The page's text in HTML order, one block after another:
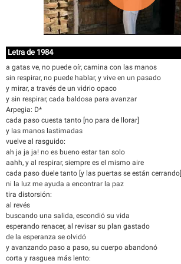
Letra de 1984
a gatas ve, no puede oír, camina con las manos
sin respirar, no puede hablar, y vive en un pasado
y mirar, a través de un vidrio opaco
y sin respirar, cada baldosa para avanzar
Arpegia: D*
cada paso cuesta tanto [no para de llorar]
y las manos lastimadas
vuelve al rasguido:
ah ja ja ja! no es bueno estar tan solo
aahh, y al respirar, siempre es el mismo aire
cada paso duele tanto [y las puertas se están cerrando]
ni la luz me ayuda a encontrar la paz
tira distorsión:
al revés
buscando una salida, escondió su vida
esperando renacer, al revisar su plan gastado
de la esperanza se olvidó
y avanzando paso a paso, su cuerpo abandonó
corta y rasguea más lento: